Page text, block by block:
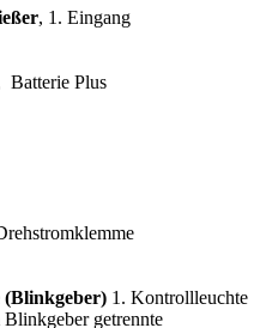
, 1. Eingang
Batterie Plus
(Blinkgeber) 1. Kontrollleuchte
getrennte